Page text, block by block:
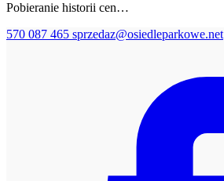
Pobieranie historii cen…
570 087 465 sprzedaz@osiedleparkowe.net